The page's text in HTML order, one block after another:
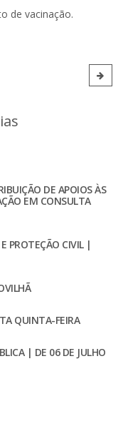
de vacinação.
DE APOIOS ÀS
EM CONSULTA
PROTEÇÃO CIVIL |
QUINTA-FEIRA
| DE 06 DE JULHO